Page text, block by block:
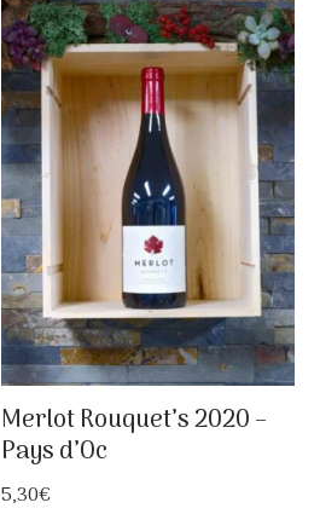
Merlot Rouquet’s 2020 –
Pays d’Oc
5,30€